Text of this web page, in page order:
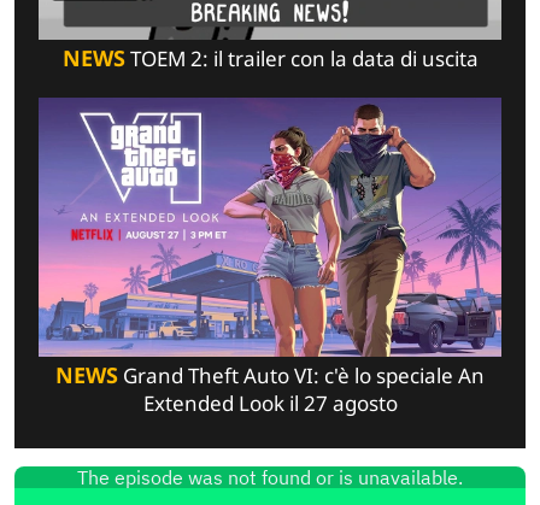
NEWSTOEM 2: il trailer con la data di uscita
NEWS Grand Theft Auto VI: c'è lo speciale An
Extended Look il 27 agosto